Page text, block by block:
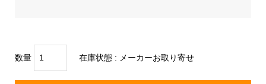
数量 在庫状態 : メーカーお取り寄せ